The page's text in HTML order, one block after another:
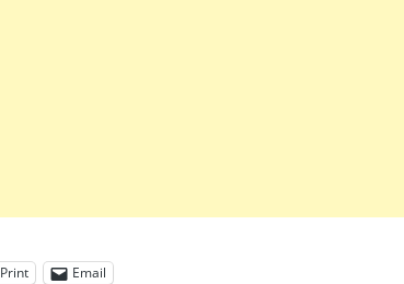
Print Email